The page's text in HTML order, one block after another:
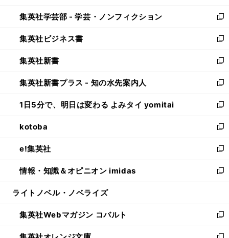
開
く
ウ
で
開
く
ン
ド
ウ
で
開
く
ウ
ィ
ン
ド
ウ
で
開
く
集英社学芸部 - 学芸・ノンフィクション
新
し
い
ウ
ィ
ン
ド
ウ
で
開
く
集英社ビジネス書
新
し
い
ウ
ィ
ン
ド
ウ
で
開
く
集英社新書
新
し
い
ウ
ィ
ン
ド
ウ
で
開
く
集英社新書プラス - 知の水先案内人
新
し
い
ウ
ィ
ン
ド
ウ
で
開
1日5分で、明日は変わる よみタイ yomitai
新
し
い
ウ
ィ
ン
ド
ウ
開
く
kotoba
新
し
い
ウ
ィ
ン
ウ
で
開
e!集英社
新
し
い
ウ
ン
ド
ウ
情報・知識＆オピニオン imidas
新
し
ウ
ィ
ン
ライトノベル・ノベライズ
集英社Webマガジン コバルト
新
し